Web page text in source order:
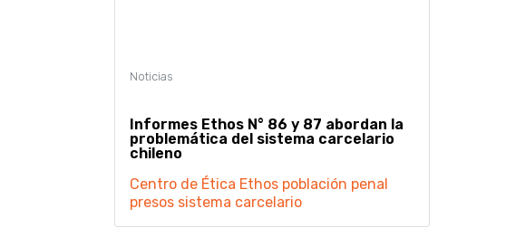
Informes Ethos N° 86 y 87 abordan la
problemática del sistema carcelario
chileno
Centro de Ética Ethos población penal
presos sistema carcelario